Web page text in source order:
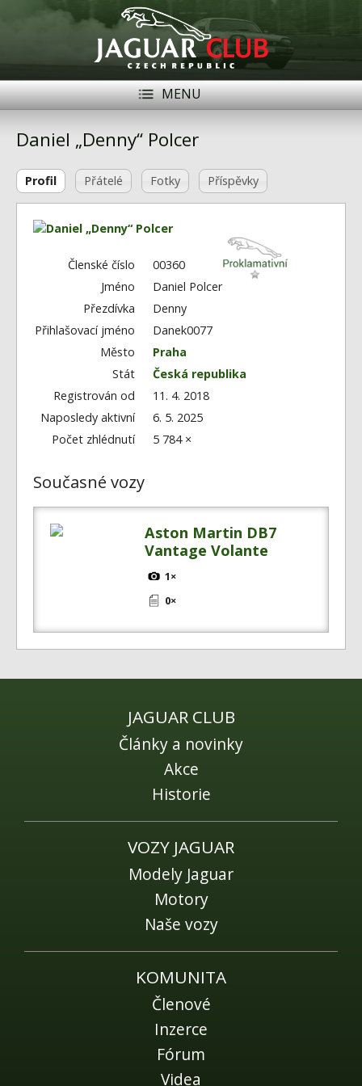
MENU
Modely Jaguar
Členové
Naše vozy
Inzerce
Kontakt
Daniel „Denny“ Polcer
Profil Přátelé Fotky Příspěvky
Členské číslo
00360
Jméno
Daniel Polcer
Přezdívka
Denny
Přihlašovací jméno
Danek0077
Město
Praha
Stát
Česká republika
Registrován od
11. 4. 2018
Naposledy aktivní
6. 5. 2025
Počet zhlédnutí
5 784 ×
Současné vozy
Aston Martin DB7
Vantage Volante
1×
0×
JAGUAR CLUB
Články a novinky
Akce
Historie
VOZY JAGUAR
Modely Jaguar
Motory
Naše vozy
KOMUNITA
Členové
Inzerce
Fórum
Videa